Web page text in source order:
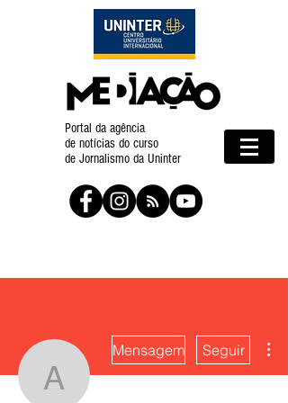
Portal da agência
de notícias do curso
de Jornalismo da Uninter
Agência Galo
Mensagem Seguir